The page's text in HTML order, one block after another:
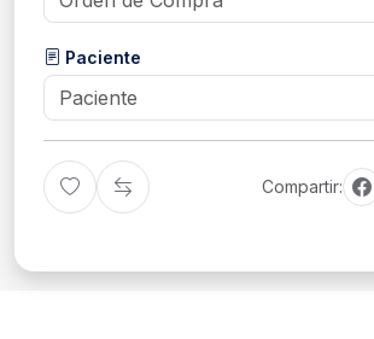
Paciente
Compartir: